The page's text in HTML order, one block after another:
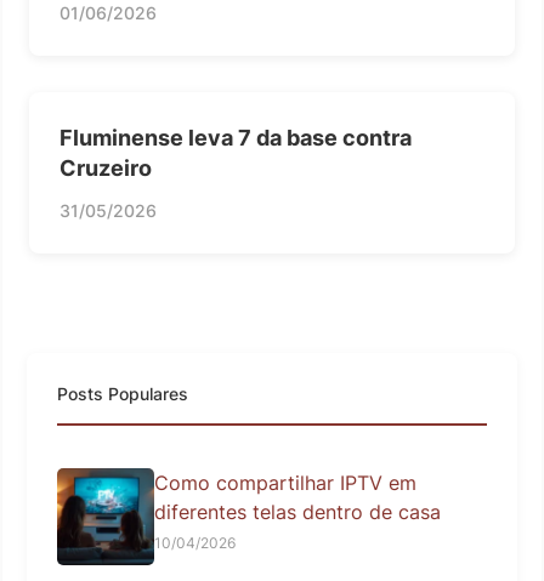
01/06/2026
Fluminense leva 7 da base contra
Cruzeiro
31/05/2026
Posts Populares
Como compartilhar IPTV em
diferentes telas dentro de casa
10/04/2026